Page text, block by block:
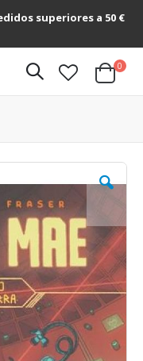
superiores a 50 €
Cart
0